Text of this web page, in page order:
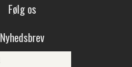
Følg os
Nyhedsbrev